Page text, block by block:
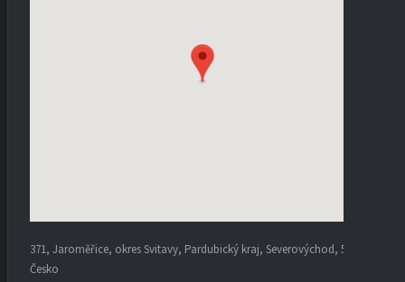
371, Jaroměřice, okres Svitavy, Pardubický kraj, Severovýchod, 569 44,
Česko